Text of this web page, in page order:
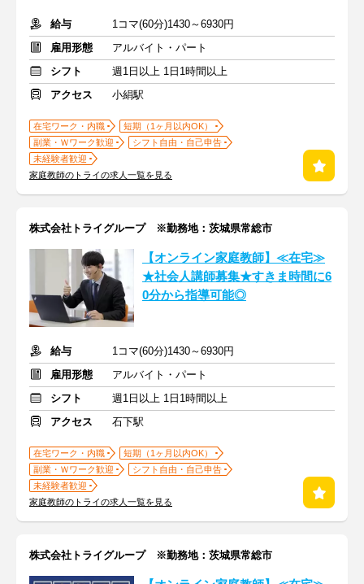
給与
1コマ(60分)1430～6930円
雇用形態
アルバイト・パート
シフト
週1日以上 1日1時間以上
アクセス
小絹駅
在宅ワーク・内職
短期（1ヶ月以内OK）
副業・Ｗワーク歓迎
シフト自由・自己申告
未経験者歓迎
家庭教師のトライの求人一覧を見る
株式会社トライグループ ※勤務地：茨城県常総市
【オンライン家庭教師】≪在宅≫
★社会人講師募集★すきま時間に6
0分から指導可能◎
給与
1コマ(60分)1430～6930円
雇用形態
アルバイト・パート
シフト
週1日以上 1日1時間以上
アクセス
石下駅
在宅ワーク・内職
短期（1ヶ月以内OK）
副業・Ｗワーク歓迎
シフト自由・自己申告
未経験者歓迎
家庭教師のトライの求人一覧を見る
株式会社トライグループ ※勤務地：茨城県常総市